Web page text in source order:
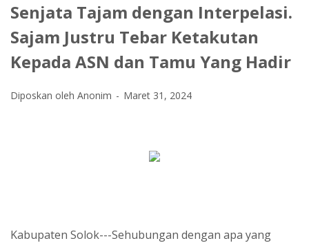
Senjata Tajam dengan Interpelasi.
Sajam Justru Tebar Ketakutan
Kepada ASN dan Tamu Yang Hadir
Diposkan oleh Anonim Maret 31, 2024
Kabupaten Solok---Sehubungan dengan apa yang